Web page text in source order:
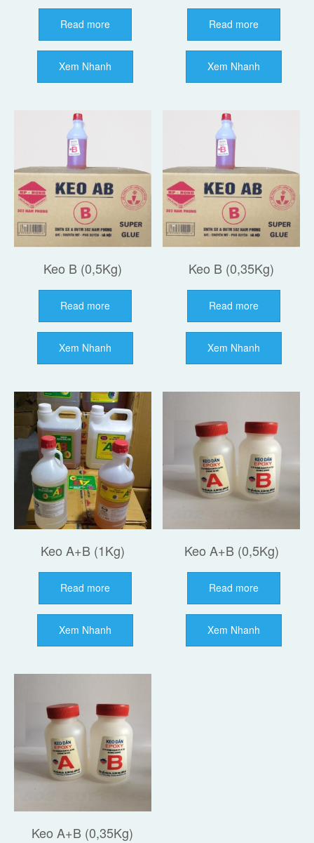
Read more
Xem Nhanh
Read more
Xem Nhanh
Keo B (0,5Kg)
Read more
Xem Nhanh
Keo B (0,35Kg)
Read more
Xem Nhanh
Keo A+B (1Kg)
Read more
Xem Nhanh
Keo A+B (0,5Kg)
Read more
Xem Nhanh
Keo A+B (0,35Kg)